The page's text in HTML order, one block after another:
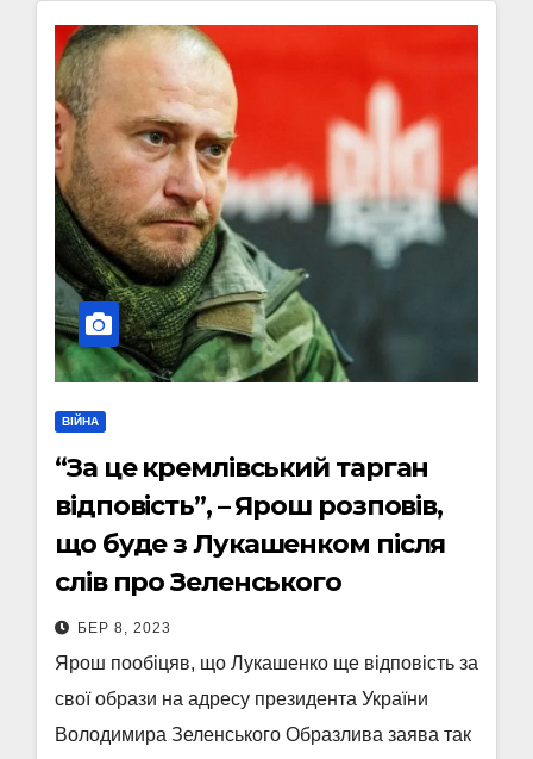
ВІЙНА
“За це кремлівський тарган
відповість”, – Ярош розповів,
що буде з Лукашенком після
слів про Зеленського
БЕР 8, 2023
Ярош пообіцяв, що Лукашенко ще відповість за
свої образи на адресу президента України
Володимира Зеленського Образлива заява так